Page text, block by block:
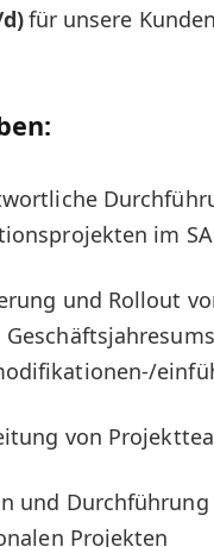
für unsere
im
und Rollout
von
und
Projekten